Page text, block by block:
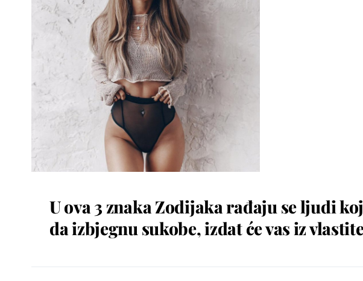
U ova 3 znaka Zodijaka rađaju se ljudi
da izbjegnu sukobe, izdat će vas iz